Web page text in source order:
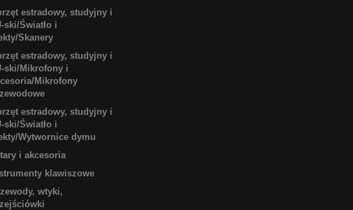
estradowy, studyjny i
ski/Światło i
Skanery
estradowy, studyjny i
ski/Mikrofony i
Mikrofony
estradowy, studyjny i
ski/Światło i
Wytwornice dymu
i akcesoria
klawiszowe
wtyki,